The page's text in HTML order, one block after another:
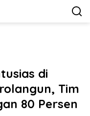
di
Tim
80 Persen